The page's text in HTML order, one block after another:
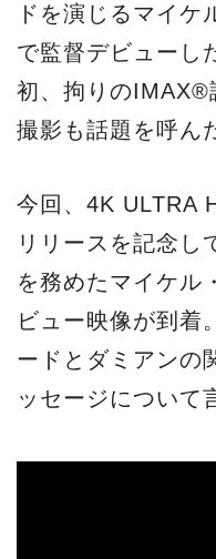
ドを演じるマイケ
で監督デビューし
初、拘りのIMAX®
撮影も話題を呼ん
今回、4K ULTRA
リリースを記念し
を務めたマイケル
ビュー映像が到着
ードとダミアンの
ッセージについて